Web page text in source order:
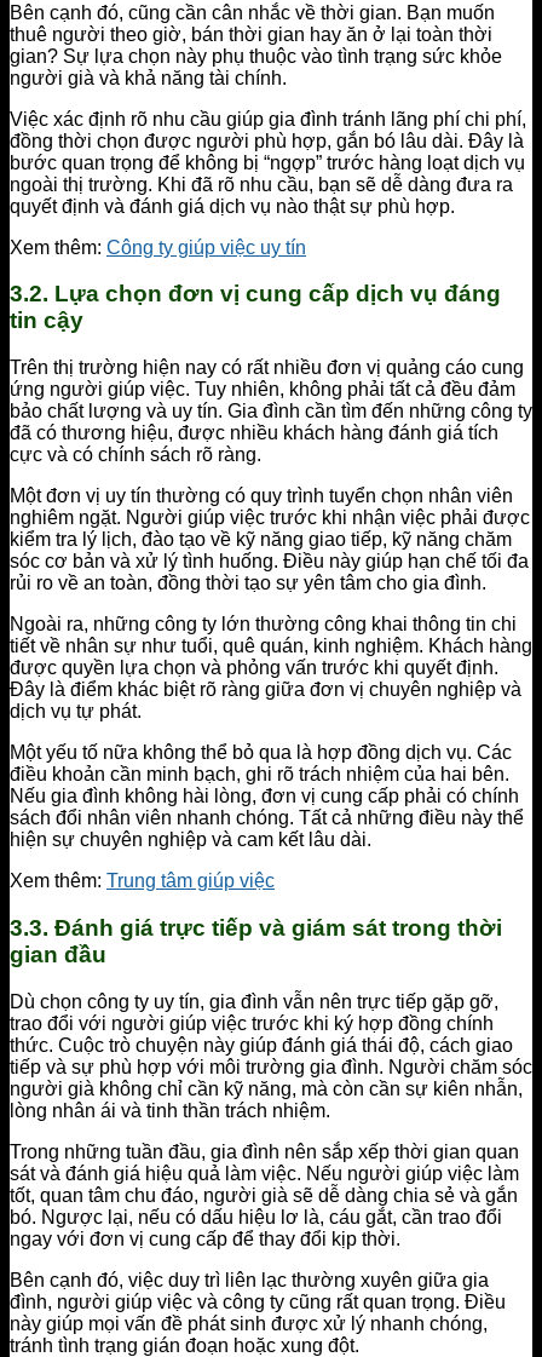
Bên cạnh đó, cũng cần cân nhắc về thời gian. Bạn muốn
thuê người theo giờ, bán thời gian hay ăn ở lại toàn thời
gian? Sự lựa chọn này phụ thuộc vào tình trạng sức khỏe
người già và khả năng tài chính.
Việc xác định rõ nhu cầu giúp gia đình tránh lãng phí chi phí,
đồng thời chọn được người phù hợp, gắn bó lâu dài. Đây là
bước quan trọng để không bị “ngợp” trước hàng loạt dịch vụ
ngoài thị trường. Khi đã rõ nhu cầu, bạn sẽ dễ dàng đưa ra
quyết định và đánh giá dịch vụ nào thật sự phù hợp.
Xem thêm: Công ty giúp việc uy tín
3.2. Lựa chọn đơn vị cung cấp dịch vụ đáng
tin cậy
Trên thị trường hiện nay có rất nhiều đơn vị quảng cáo cung
ứng người giúp việc. Tuy nhiên, không phải tất cả đều đảm
bảo chất lượng và uy tín. Gia đình cần tìm đến những công ty
đã có thương hiệu, được nhiều khách hàng đánh giá tích
cực và có chính sách rõ ràng.
Một đơn vị uy tín thường có quy trình tuyển chọn nhân viên
nghiêm ngặt. Người giúp việc trước khi nhận việc phải được
kiểm tra lý lịch, đào tạo về kỹ năng giao tiếp, kỹ năng chăm
sóc cơ bản và xử lý tình huống. Điều này giúp hạn chế tối đa
rủi ro về an toàn, đồng thời tạo sự yên tâm cho gia đình.
Ngoài ra, những công ty lớn thường công khai thông tin chi
tiết về nhân sự như tuổi, quê quán, kinh nghiệm. Khách hàng
được quyền lựa chọn và phỏng vấn trước khi quyết định.
Đây là điểm khác biệt rõ ràng giữa đơn vị chuyên nghiệp và
dịch vụ tự phát.
Một yếu tố nữa không thể bỏ qua là hợp đồng dịch vụ. Các
điều khoản cần minh bạch, ghi rõ trách nhiệm của hai bên.
Nếu gia đình không hài lòng, đơn vị cung cấp phải có chính
sách đổi nhân viên nhanh chóng. Tất cả những điều này thể
hiện sự chuyên nghiệp và cam kết lâu dài.
Xem thêm: Trung tâm giúp việc
3.3. Đánh giá trực tiếp và giám sát trong thời
gian đầu
Dù chọn công ty uy tín, gia đình vẫn nên trực tiếp gặp gỡ,
trao đổi với người giúp việc trước khi ký hợp đồng chính
thức. Cuộc trò chuyện này giúp đánh giá thái độ, cách giao
tiếp và sự phù hợp với môi trường gia đình. Người chăm sóc
người già không chỉ cần kỹ năng, mà còn cần sự kiên nhẫn,
lòng nhân ái và tinh thần trách nhiệm.
Trong những tuần đầu, gia đình nên sắp xếp thời gian quan
sát và đánh giá hiệu quả làm việc. Nếu người giúp việc làm
tốt, quan tâm chu đáo, người già sẽ dễ dàng chia sẻ và gắn
bó. Ngược lại, nếu có dấu hiệu lơ là, cáu gắt, cần trao đổi
ngay với đơn vị cung cấp để thay đổi kịp thời.
Bên cạnh đó, việc duy trì liên lạc thường xuyên giữa gia
đình, người giúp việc và công ty cũng rất quan trọng. Điều
này giúp mọi vấn đề phát sinh được xử lý nhanh chóng,
tránh tình trạng gián đoạn hoặc xung đột.